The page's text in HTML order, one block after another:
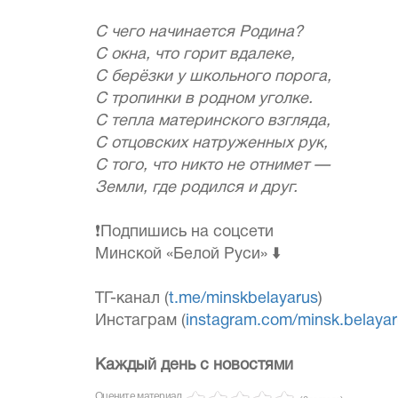
С чего начинается Родина?
С окна, что горит вдалеке,
С берёзки у школьного порога,
С тропинки в родном уголке.
С тепла материнского взгляда,
С отцовских натруженных рук,
С того, что никто не отнимет —
Земли, где родился и друг.
❗️Подпишись на соцсети
Минской «Белой Руси» ⬇️
ТГ-канал (t.me/minskbelayarus)
Инстаграм (instagram.com/
Каждый день с новостями